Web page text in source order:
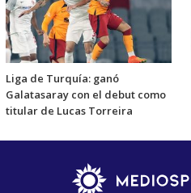
Liga de Turquía: ganó
Galatasaray con el debut como
titular de Lucas Torreira